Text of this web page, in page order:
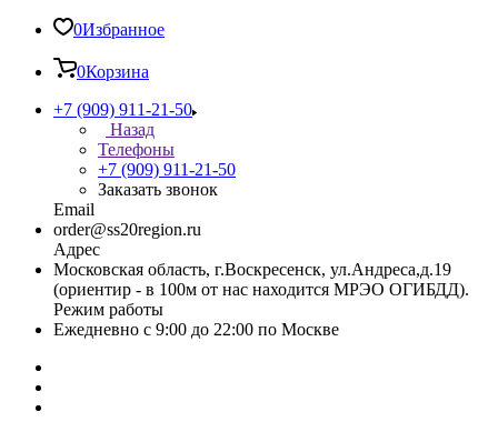
0Избранное
0Корзина
+7 (909) 911-21-50
Назад
Телефоны
+7 (909) 911-21-50
Заказать звонок
Email
order@ss20region.ru
Адрес
Московская область, г.Воскресенск, ул.Андреса,д.19
(ориентир - в 100м от нас находится МРЭО ОГИБДД).
Режим работы
Ежедневно с 9:00 до 22:00 по Москве